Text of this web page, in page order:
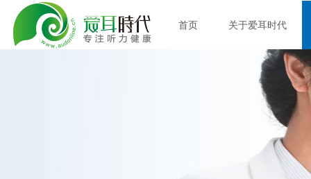
首页 关于爱耳时代